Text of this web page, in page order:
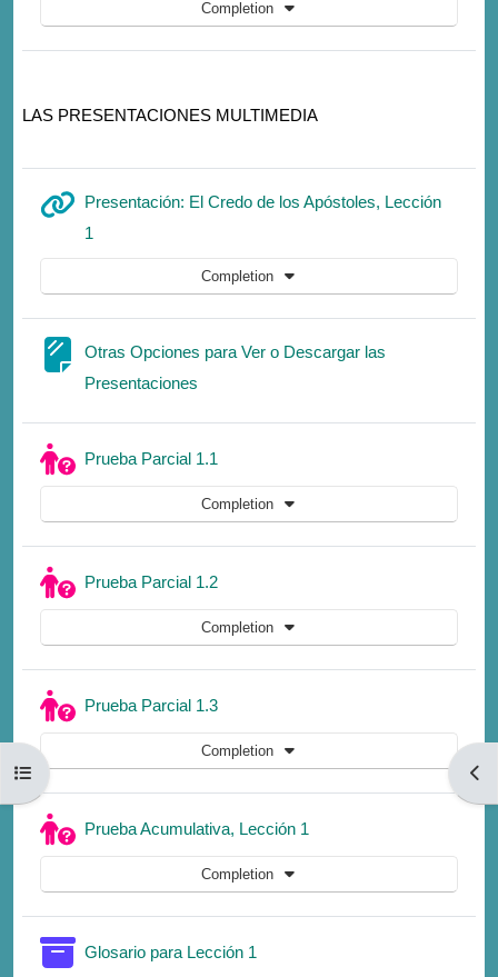
Open course index
Completion
LAS PRESENTACIONES MULTIMEDIA
Presentación: El Credo de los Apóstoles, Lección
1
Completion
Otras Opciones para Ver o Descargar las
Presentaciones
Prueba Parcial 1.1
Completion
Prueba Parcial 1.2Quiz
Completion
Prueba Parcial 1.3Quiz
Completion
Prueba Acumulativa, Lección 1
Completion
Glosario para Lección 1